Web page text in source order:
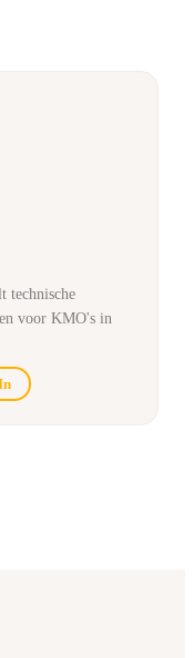
technische
voor KMO's in